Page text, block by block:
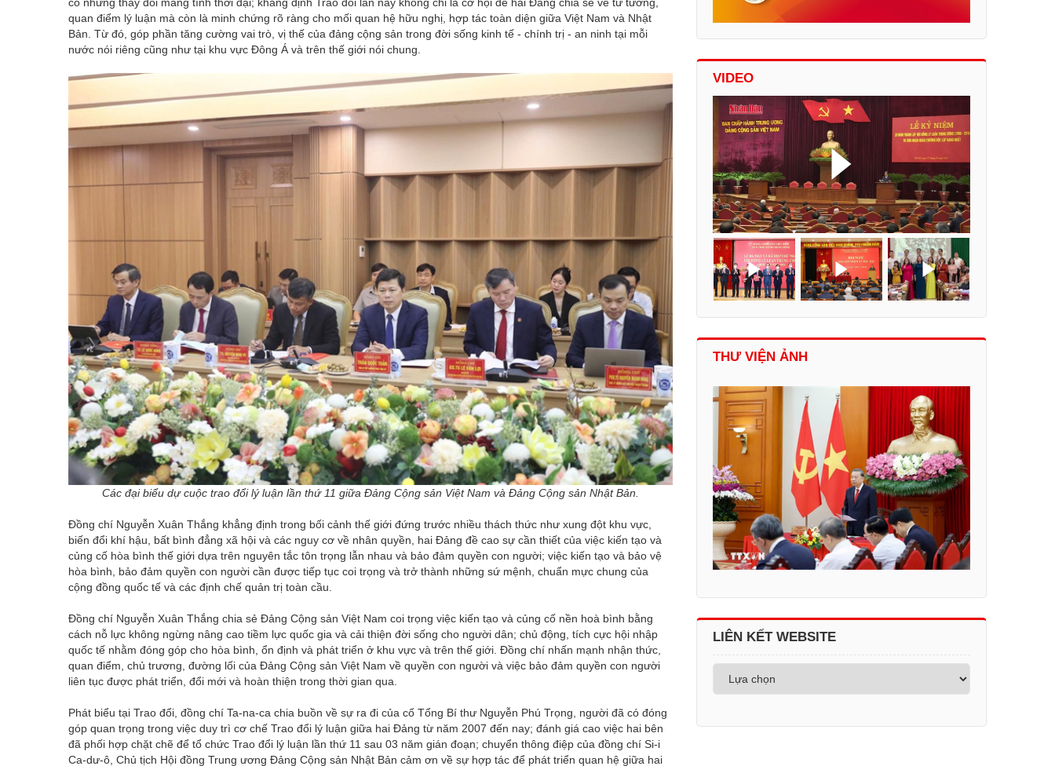
quan điểm lý luận mà còn là minh chứng rõ ràng cho mối quan hệ hữu nghị, hợp tác toàn diện giữa Việt Nam và Nhật
Bản. Từ đó, góp phần tăng cường vai trò, vị thế của đảng cộng sản trong đời sống kinh tế - chính trị - an ninh tại mỗi
nước nói riêng cũng như tại khu vực Đông Á và trên thế giới nói chung.
Các đại biểu dự cuộc trao đổi lý luận lần thứ 11 giữa Đảng Cộng sản Việt Nam và Đảng Cộng sản Nhật Bản.
Đồng chí Nguyễn Xuân Thắng khẳng định trong bối cảnh thế giới đứng trước nhiều thách thức như xung đột khu vực,
biến đổi khí hậu, bất bình đẳng xã hội và các nguy cơ về nhân quyền, hai Đảng đề cao sự cần thiết của việc kiến tạo và
củng cố hòa bình thế giới dựa trên nguyên tắc tôn trọng lẫn nhau và bảo đảm quyền con người; việc kiến tạo và bảo vệ
hòa bình, bảo đảm quyền con người cần được tiếp tục coi trọng và trở thành những sứ mệnh, chuẩn mực chung của
cộng đồng quốc tế và các định chế quản trị toàn cầu.
Đồng chí Nguyễn Xuân Thắng chia sẻ Đảng Cộng sản Việt Nam coi trọng việc kiến tạo và củng cố nền hoà bình bằng
cách nỗ lực không ngừng nâng cao tiềm lực quốc gia và cải thiện đời sống cho người dân; chủ động, tích cực hội nhập
quốc tế nhằm đóng góp cho hòa bình, ổn định và phát triển ở khu vực và trên thế giới. Đồng chí nhấn mạnh nhận thức,
quan điểm, chủ trương, đường lối của Đảng Cộng sản Việt Nam về quyền con người và việc bảo đảm quyền con người
liên tục được phát triển, đổi mới và hoàn thiện trong thời gian qua.
Phát biểu tại Trao đổi, đồng chí Ta-na-ca chia buồn về sự ra đi của cố Tổng Bí thư Nguyễn Phú Trọng, người đã có đóng
góp quan trọng trong việc duy trì cơ chế Trao đổi lý luận giữa hai Đảng từ năm 2007 đến nay; đánh giá cao việc hai bên
đã phối hợp chặt chẽ để tổ chức Trao đổi lý luận lần thứ 11 sau 03 năm gián đoạn; chuyển thông điệp của đồng chí Si-i
Ca-dư-ô, Chủ tịch Hội đồng Trung ương Đảng Cộng sản Nhật Bản cảm ơn về sự hợp tác để phát triển quan hệ giữa hai
VIDEO
THƯ VIỆN ẢNH
LIÊN KẾT WEBSITE